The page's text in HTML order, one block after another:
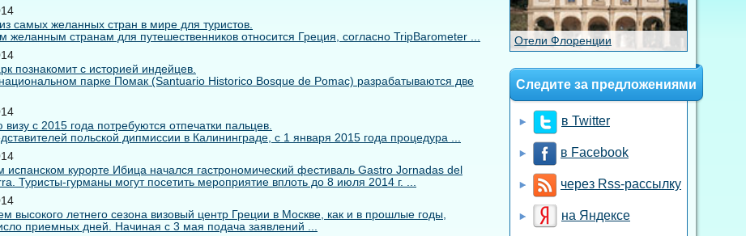
самых желанных стран в мире для туристов.
желанным странам для путешественников относится Греция, согласно TripBarometer ...
познакомит с историей индейцев.
парке Помак (Santuario Historico Bosque de Pomac) разрабатываются две
с 2015 года потребуются отпечатки пальцев.
польской дипмиссии в Калининграде, с 1 января 2015 года процедура ...
испанском курорте Ибица начался гастрономический фестиваль Gastro Jornadas del
Туристы-гурманы могут посетить мероприятие вплоть до 8 июля 2014 г. ...
высокого летнего сезона визовый центр Греции в Москве, как и в прошлые годы,
приемных дней. Начиная с 3 мая подача заявлений ...
Отели Флоренции
Следите за предложениями
в Twitter
в Facebook
через Rss-рассылку
на Яндексе